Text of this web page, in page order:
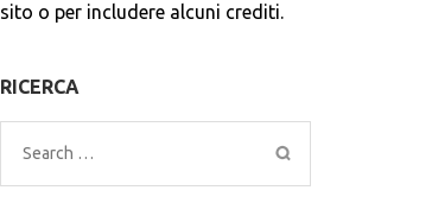
sito o per includere alcuni crediti.
RICERCA
Search
for: